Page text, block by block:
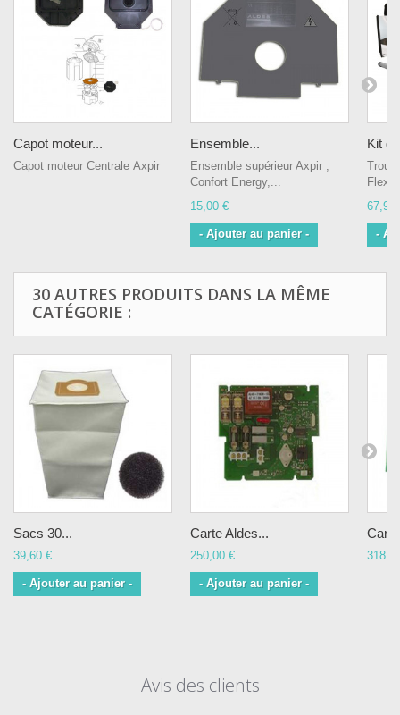
Capot moteur...
Capot moteur Centrale Axpir
Ensemble...
Ensemble supérieur Axpir ,
Confort Energy,...
15,00 €
- Ajouter au panier -
Kit
67,90
-
30 AUTRES PRODUITS DANS LA MÊME
CATÉGORIE :
Sacs 30...
39,60 €
- Ajouter au panier -
Carte Aldes...
250,00 €
- Ajouter au panier -
Avis des clients